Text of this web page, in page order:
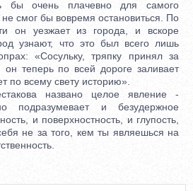
бы очень плачевно для самого
не смог бы вовремя остановиться. По
он уезжает из города, и вскоре
узнают, что это был всего лишь
«Сосульку, тряпку принял за
он теперь по всей дороге заливает
по всему свету историю».
названо целое явление -
подразумевает и безудержное
и поверхностность, и глупость,
не за того, кем ты являешься на